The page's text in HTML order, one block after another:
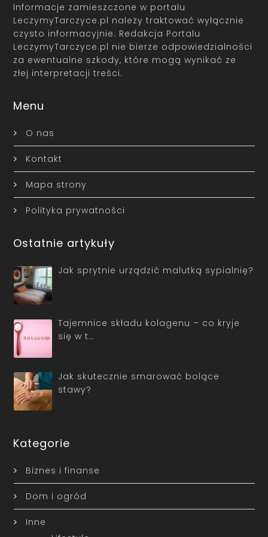
Informacje zamieszczone w portalu
LeczymyTarczyce.pl należy traktować wyłącznie
czysto informacyjnie. Redakcja Portalu
LeczymyTarczyce.pl nie bierze odpowiedzialności
za ewentualne szkody, które mogą wynikać ze
złej interpretacji treści.
Menu
O nas
Kontakt
Mapa strony
Polityka prywatności
Ostatnie artykuły
Jak sprytnie urządzić malutką sypialnię?
Tajemnice składu kolagenu – co kryje
się w t…
Jak skutecznie smarować bolące
stawy?
Kategorie
Biznes i finanse
Dom i ogród
Inne